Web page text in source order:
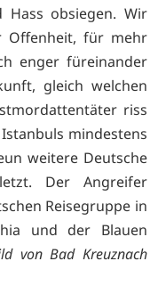
obsiegen. Wir
Offenheit, für mehr
enger füreinander
gleich welchen
riss
mindestens
weitere Deutsche
Der Angreifer
Reisegruppe in
und der Blauen
von Bad Kreuznach